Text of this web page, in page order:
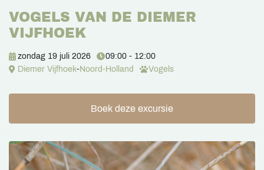
VOGELS VAN DE DIEMER
VIJFHOEK
zondag 19 juli 2026
09:00 - 12:00
Diemer Vijfhoek-Noord-Holland Vogels
Boek deze excursie